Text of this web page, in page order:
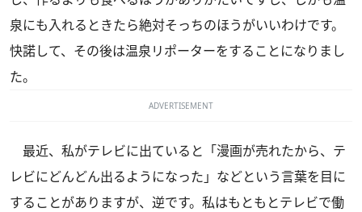
泉にも入れるときたら絶対そっちのほうがいいわけです。
快諾して、その後は温泉リポーターをすることになりまし
た。
ADVERTISEMENT
最近、私がテレビに出ていると「漫画が売れたから、テ
レビにどんどん出るようになった」などという言葉を目に
することがありますが、逆です。私はもともとテレビで働